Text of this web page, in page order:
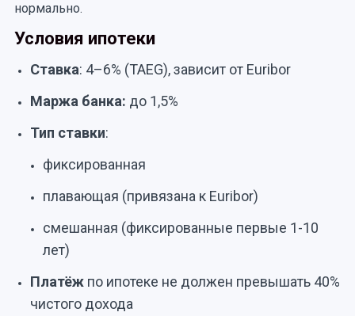
нормально.
Условия ипотеки
Ставка: 4–6% (TAEG), зависит от Euribor
Маржа банка: до 1,5%
Тип ставки:
фиксированная
плавающая (привязана к Euribor)
смешанная (фиксированные первые 1-10
лет)
Платёжпо ипотеке не должен превышать 40%
чистого дохода